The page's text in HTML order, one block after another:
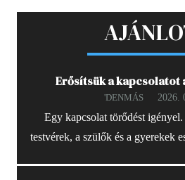
Erősítsük a kapcsolatot
'DENMÁS 2026.
Egy kapcsolat törődést
testvérek, a szülők és a gyerekek